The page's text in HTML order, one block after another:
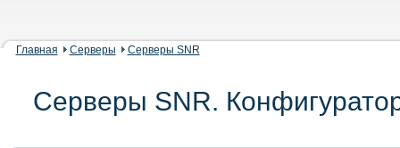
Главная Серверы Серверы SNR
Серверы SNR.